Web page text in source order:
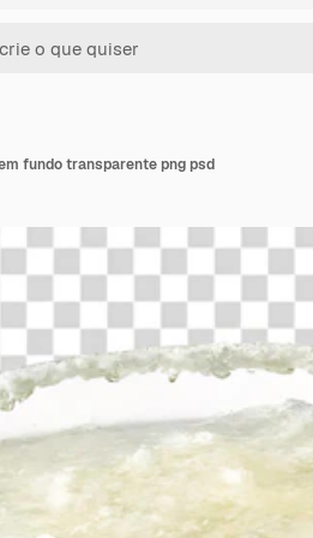
fundo transparente png psd